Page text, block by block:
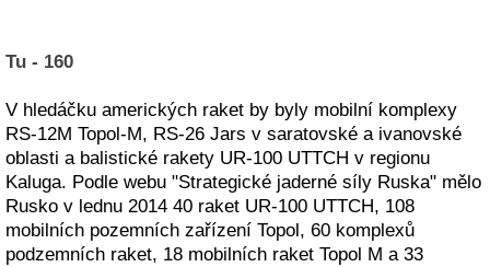
Tu - 160
V hledáčku amerických raket by byly mobilní komplexy
RS-12M Topol-M, RS-26 Jars v saratovské a ivanovské
oblasti a balistické rakety UR-100 UTTCH v regionu
Kaluga. Podle webu "Strategické jaderné síly Ruska" mělo
Rusko v lednu 2014 40 raket UR-100 UTTCH, 108
mobilních pozemních zařízení Topol, 60 komplexů
podzemních raket, 18 mobilních raket Topol M a 33